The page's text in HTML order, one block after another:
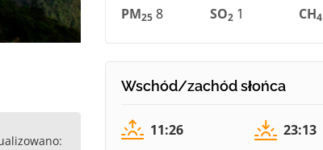
PM25 8 SO2 1 CH4
Wschód/zachód słońca
11:26 23:13